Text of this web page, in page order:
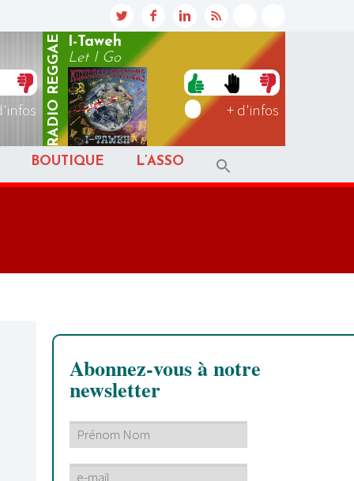
RADIO
REGGAE
I-Taweh
Let I Go
+ d'infos
BOUTIQUE L’ASSO
Abonnez-vous à notre
newsletter